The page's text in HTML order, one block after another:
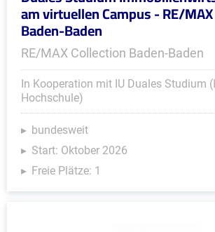
am virtuellen Campus - RE/
Baden-Baden
RE/MAX Collection Baden-Baden
In Kooperation mit IU Duales Studium
Hochschule)
bundesweit
Start: Oktober 2026
Freie Plätze: 1